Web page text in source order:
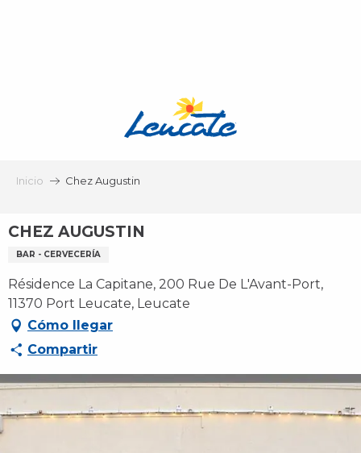
Inicio Chez Augustin
CHEZ AUGUSTIN
BAR - CERVECERÍA
Résidence La Capitane, 200 Rue De L'Avant-Port,
11370 Port Leucate, Leucate
Cómo llegar
Compartir